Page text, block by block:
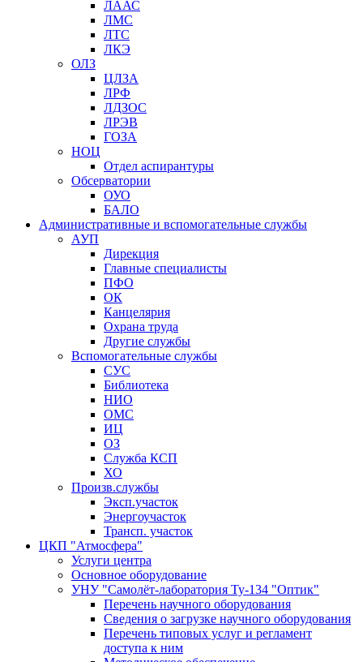
ЛААС
ЛМС
ЛТС
ЛКЭ
ОЛЗ
ЦЛЗА
ЛРФ
ЛДЗОС
ЛРЭВ
ГОЗА
НОЦ
Отдел аспирантуры
Обсерватории
ОУО
БАЛО
Административные и вспомогательные службы
АУП
Дирекция
Главные специалисты
ПФО
ОК
Канцелярия
Охрана труда
Другие службы
Вспомогательные службы
СУС
Библиотека
НИО
ОМС
ИЦ
ОЗ
Служба КСП
ХО
Произв.службы
Эксп.участок
Энергоучасток
Трансп. участок
ЦКП "Атмосфера"
Услуги центра
Основное оборудование
УНУ "Самолёт-лаборатория Ту-134 "Оптик"
Перечень научного оборудования
Сведения о загрузке научного оборудования
Перечень типовых услуг и регламент
доступа к ним